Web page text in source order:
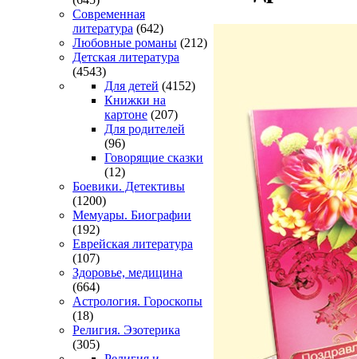
Современная
литература (642)
Любовные романы (212)
Детская литература
(4543)
Для детей (4152)
Книжки на
картоне (207)
Для родителей
(96)
Говорящие сказки
(12)
Боевики. Детективы
(1200)
Мемуары. Биографии
(192)
Еврейская литература
(107)
Здоровье, медицина
(664)
Астрология. Гороскопы
(18)
Религия. Эзотерика
(305)